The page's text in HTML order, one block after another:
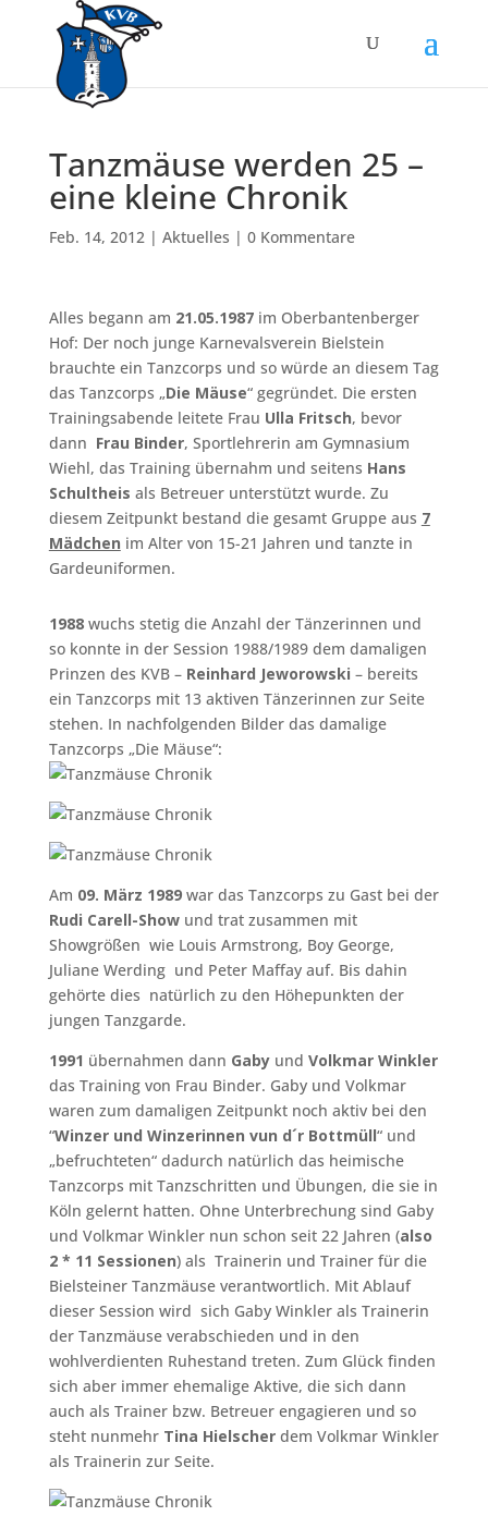
Tanzmäuse werden 25 –
eine kleine Chronik
Feb. 14, 2012| Aktuelles | 0 Kommentare
Alles begann am 21.05.1987im Oberbantenberger
Hof: Der noch junge Karnevalsverein Bielstein
brauchte ein Tanzcorps und so würde an diesem Tag
das Tanzcorps „Die Mäuse“ gegründet. Die ersten
Trainingsabende leitete Frau Ulla Fritsch, bevor
dann Frau Binder, Sportlehrerin am Gymnasium
Wiehl, das Training übernahm und seitens Hans
Schultheis als Betreuer unterstützt wurde. Zu
diesem Zeitpunkt bestand die gesamt Gruppe aus 7
Mädchen im Alter von 15-21 Jahren und tanzte in
Gardeuniformen.
1988 wuchs stetig die Anzahl der Tänzerinnen und
so konnte in der Session 1988/1989 dem damaligen
Prinzen des KVB – Reinhard Jeworowski – bereits
ein Tanzcorps mit 13 aktiven Tänzerinnen zur Seite
stehen. In nachfolgenden Bilder das damalige
Tanzcorps „Die Mäuse“:
Am 09. März 1989war das Tanzcorps zu Gast bei der
Rudi Carell-Showund trat zusammen mit
Showgrößen wie Louis Armstrong, Boy George,
Juliane Werding und Peter Maffay auf. Bis dahin
gehörte dies natürlich zu den Höhepunkten der
jungen Tanzgarde.
1991 übernahmen dann Gaby und Volkmar Winkler
das Training von Frau Binder. Gaby und Volkmar
waren zum damaligen Zeitpunkt noch aktiv bei den
“Winzer und Winzerinnen vun d´r Bottmüll“ und
„befruchteten“ dadurch natürlich das heimische
Tanzcorps mit Tanzschritten und Übungen, die sie in
Köln gelernt hatten. Ohne Unterbrechung sind Gaby
und Volkmar Winkler nun schon seit 22 Jahren (also
2 * 11 Sessionen) als Trainerin und Trainer für die
Bielsteiner Tanzmäuse verantwortlich. Mit Ablauf
dieser Session wird sich Gaby Winkler als Trainerin
der Tanzmäuse verabschieden und in den
wohlverdienten Ruhestand treten. Zum Glück finden
sich aber immer ehemalige Aktive, die sich dann
auch als Trainer bzw. Betreuer engagieren und so
steht nunmehr Tina Hielscherdem Volkmar Winkler
als Trainerin zur Seite.